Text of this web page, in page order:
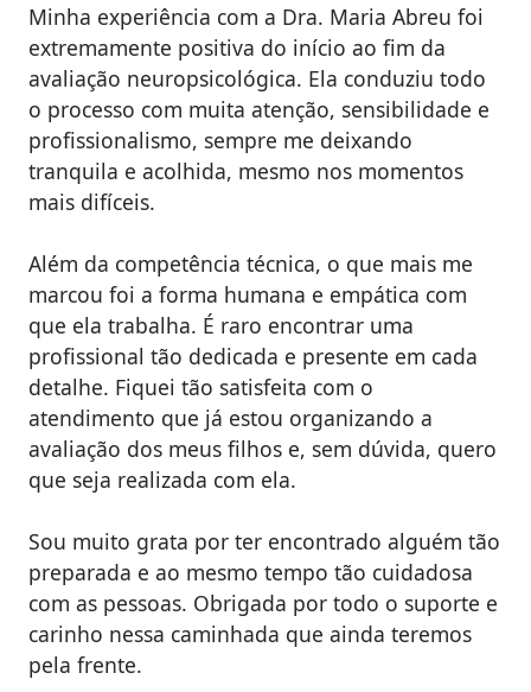
Minha experiência com a Dra. Maria Abreu foi
extremamente positiva do início ao fim da
avaliação neuropsicológica. Ela conduziu todo
o processo com muita atenção, sensibilidade e
profissionalismo, sempre me deixando
tranquila e acolhida, mesmo nos momentos
mais difíceis.
Além da competência técnica, o que mais me
marcou foi a forma humana e empática com
que ela trabalha. É raro encontrar uma
profissional tão dedicada e presente em cada
detalhe. Fiquei tão satisfeita com o
atendimento que já estou organizando a
avaliação dos meus filhos e, sem dúvida, quero
que seja realizada com ela.
Sou muito grata por ter encontrado alguém tão
preparada e ao mesmo tempo tão cuidadosa
com as pessoas. Obrigada por todo o suporte e
carinho nessa caminhada que ainda teremos
pela frente.